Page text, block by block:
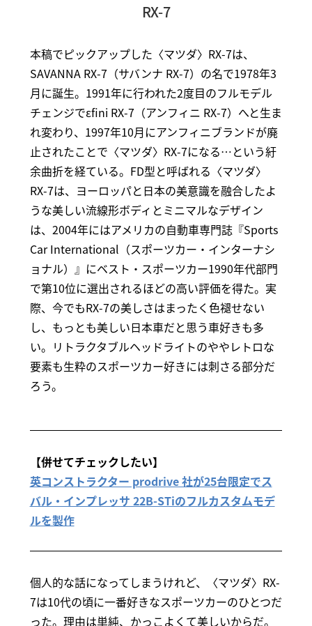
RX-7
本稿でピックアップした〈マツダ〉RX-7は、
SAVANNA RX-7（サバンナ RX-7）の名で1978年3
月に誕生。1991年に行われた2度目のフルモデル
チェンジでεfini RX-7（アンフィニ RX-7）へと生ま
れ変わり、1997年10月にアンフィニブランドが廃
止されたことで〈マツダ〉RX-7になる…という紆
余曲折を経ている。FD型と呼ばれる〈マツダ〉
RX-7は、ヨーロッパと日本の美意識を融合したよ
うな美しい流線形ボディとミニマルなデザイン
は、2004年にはアメリカの自動車専門誌『Sports
Car International（スポーツカー・インターナシ
ョナル）』にベスト・スポーツカー1990年代部門
で第10位に選出されるほどの高い評価を得た。実
際、今でもRX-7の美しさはまったく色褪せない
し、もっとも美しい日本車だと思う車好きも多
い。リトラクタブルヘッドライトのややレトロな
要素も生粋のスポーツカー好きには刺さる部分だ
ろう。
【併せてチェックしたい】
英コンストラクター prodrive 社が25台限定でス
バル・インプレッサ 22B-STiのフルカスタムモデ
ルを製作
個人的な話になってしまうけれど、〈マツダ〉RX-
7は10代の頃に一番好きなスポーツカーのひとつだ
った。理由は単純、かっこよくて美しいからだ。